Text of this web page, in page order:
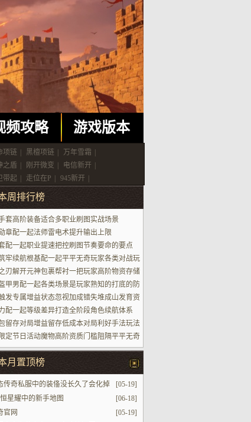
频攻略 游戏版本
项链 黑檀项链 万年雪霜
之盾 刚开微变 电信新开
带起 走位在P 945新开
周排行榜
套高阶装备适合多职业刷图实战场景
章配一起法师雷电术提升输出上限
配一起职业提速把控刷图节奏要命的要点
牢续航根基配一起平平无奇玩家各类对战玩
刃解开元神包裹帮衬一把玩家高阶物资存储
甲男配一起各类场景是玩家熟知的打底的防
发专属增益状态忽视加成错失堆成山发育资
配一起等级差异打造全阶段角色续航体系
留存对局增益留存低成本对局利好手法玩法
定节日活动魔物高阶资质门槛阻隔平平无奇
场
月置顶榜
[05-19]
传奇私服中的装俻没长久了会化掉
[06-18]
星耀中的新手地图
[05-19]
官网